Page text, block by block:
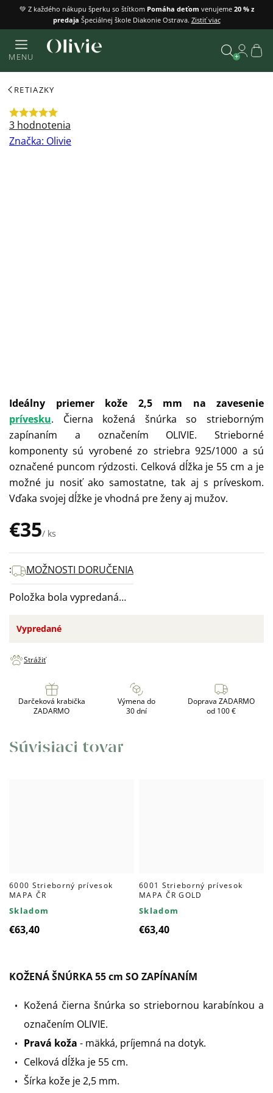
Prejsť
obsah
💚 Z každého nákupu šperku so štítkom Pomáha deťom venujeme 20 % z
predaja Špeciálnej škole Diakonie Ostrava. Zistiť viac
MENU
RETIAZKY
Priemerné
hodnotenie
3 hodnotenia
Značka: Olivie
€35/ ks
Jednotková
cena:
Vypredané
MOŽNOSTI DORUČENIA
Položka bola vypredaná…
Ideálny priemer kože 2,5 mm na zavesenie
prívesku.
Čierna kožená šnúrka so strieborným
zapínaním a označením OLIVIE. Strieborné
komponenty sú vyrobené zo striebra 925/1000 a sú
označené puncom rýdzosti. Celková dĺžka je 55 cm a je
možné ju nosiť ako samostatne, tak aj s príveskom.
Vďaka svojej dĺžke je vhodná pre ženy aj mužov.
Strážiť
Darčeková krabička
ZADARMO
Výmena do
30 dní
Doprava ZADARMO
od 100 €
Súvisiaci tovar
6000 Strieborný prívesok
MAPA ČR
Skladom
€63,40
6001 Strieborný prívesok
MAPA ČR GOLD
Skladom
€63,40
KOŽENÁ ŠNÚRKA 55 cm SO ZAPÍNANÍM
Kožená čierna šnúrka so striebornou karabínkou a
označením OLIVIE.
Pravá koža - mäkká, príjemná na dotyk.
Celková dĺžka je 55 cm.
Šírka kože je 2,5 mm.